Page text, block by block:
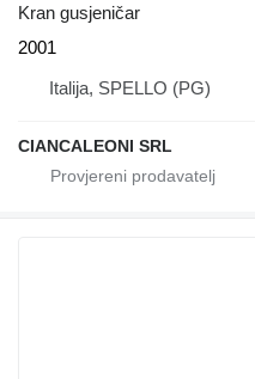
Kran gusjeničar
2001
Italija, SPELLO (PG)
CIANCALEONI SRL